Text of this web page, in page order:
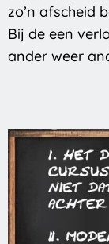
zo’n afscheid
Bij de een
ander weer